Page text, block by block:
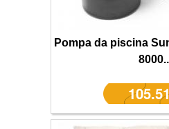
Pompa da piscina